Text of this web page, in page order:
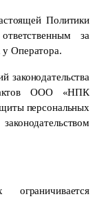
Политики
за
у Оператора.
законодательства
ООО «НПК
персональных